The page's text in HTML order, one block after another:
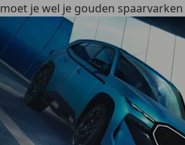
moet je wel je gouden